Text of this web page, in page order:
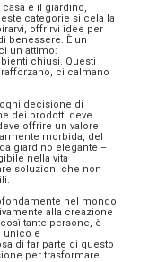
e il giardino,
categorie si cela la
offrirvi idee per
benessere. È un
un attimo:
chiusi. Questi
ci calmano
decisione di
dei prodotti deve
offrire un valore
morbida, del
giardino elegante –
nella vita
soluzioni che non
nel mondo
alla creazione
tante persone, è
unico e
di far parte di questo
per trasformare